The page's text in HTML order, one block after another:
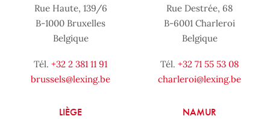
Rue Haute, 139/6
B-1000 Bruxelles
Belgique
Tél. +32 2 381 11 91
brussels@lexing.be
Rue Destrée, 68
B-6001 Charleroi
Belgique
Tél. +32 71 55 53 08
charleroi@lexing.be
LIÈGE NAMUR